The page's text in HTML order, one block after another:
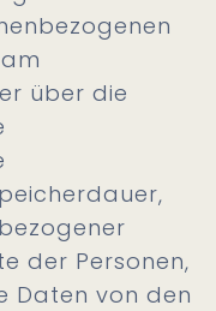
über die
der Personen,
Daten von den